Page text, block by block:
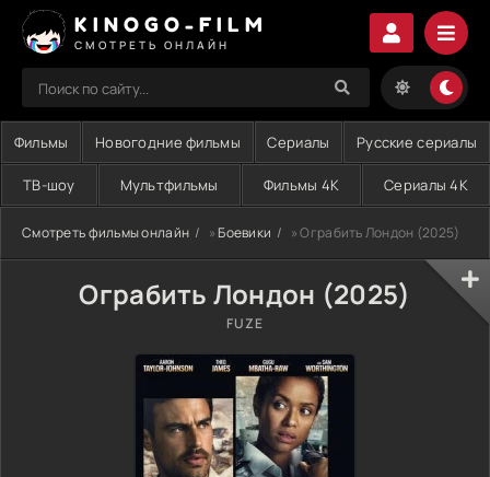
KINOGO-FILM
СМОТРЕТЬ ОНЛАЙН
Фильмы Новогодние фильмы Сериалы Русские сериалы
ТВ-шоу Мультфильмы Фильмы 4K Сериалы 4K
Смотреть фильмы онлайн »Боевики » Ограбить Лондон (2025)
Ограбить Лондон (2025)
FUZE